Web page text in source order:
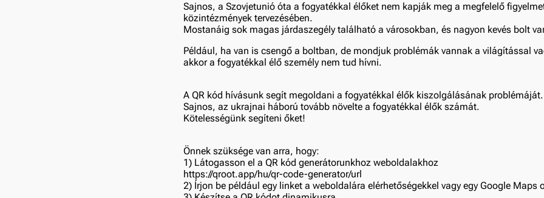
Sajnos, a Szovjetunió óta a fogyatékkal élőket nem kapják meg a megfelelő
közintézmények tervezésében.
Mostanáig sok magas járdaszegély található a városokban, és nagyon kevés bolt
Például, ha van is csengő a boltban, de mondjuk problémák vannak a világítással
akkor a fogyatékkal élő személy nem tud hívni.
A QR kód hívásunk segít megoldani a fogyatékkal élők kiszolgálásának problémáját.
Sajnos, az ukrajnai háború tovább növelte a fogyatékkal élők számát.
Kötelességünk segíteni őket!
Önnek szüksége van arra, hogy:
1) Látogasson el a QR kód generátorunkhoz weboldalakhoz
https://qroot.app/hu/qr-code-generator/url
2) Írjon be például egy linket a weboldalára elérhetőségekkel vagy egy Google Maps